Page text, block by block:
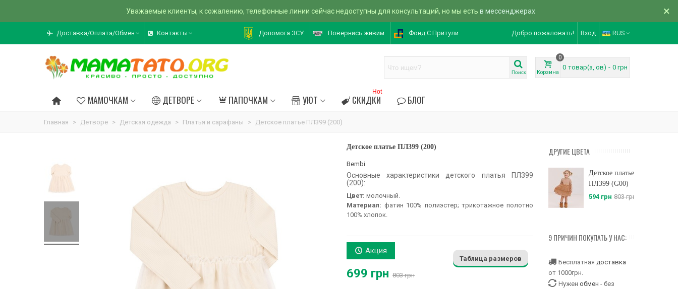
Уважаемые клиенты, к сожалению, телефонные линии сейчас недоступны для консультаций, но мы есть в мессенджерах ×
Доставка/Оплата/Обмен Контакты Допомога ЗСУ Повернись живим Фонд С.Притули Добро пожаловать! Вход RUS
Поиск Корзина
0
0 товар(а, ов) - 0 грн
МАМОЧКАМ ДЕТВОРЕ ПАПОЧКАМ УЮТ СКИДКИ
Hot
БЛОГ
Главная > Детворе > Детская одежда > Платья и сарафаны > Детское платье ПЛ399 (200)
Детское платье ПЛ399 (200)
Bembi
Основные характеристики детского платья ПЛ399
(200):
Цвет: молочный.
Материал: фатин 100% полиэстер; трикотажное полотно
100% хлопок.
Акция
699 грн 803 грн
Таблица размеров
ДРУГИЕ ЦВЕТА
Детское платье
ПЛ399 (G00)
594 грн 803 грн
9 ПРИЧИН ПОКУПАТЬ У НАС:
Бесплатная доставка
от 1000грн.
Нужен обмен - без